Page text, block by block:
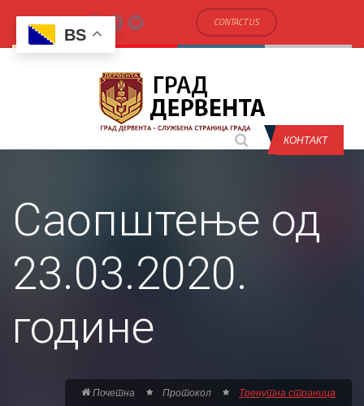
CONTACT US
КОНТАКТ
Саопштење од
23.03.2020.
године
Почетна Протокол Тренутна страница
BS